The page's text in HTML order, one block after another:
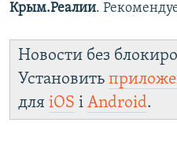
Крым.Реалии.
Новости без
Установить
для iOS і Android.